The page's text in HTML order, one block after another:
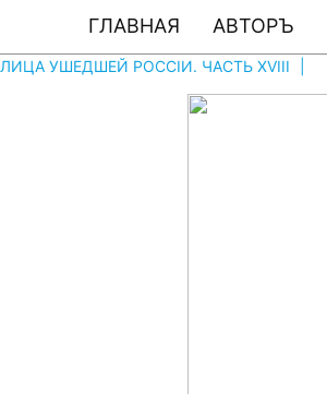
ГЛАВНАЯ АВТОРЪ
ЛИЦА УШЕДШЕЙ РОССIИ. ЧАСТЬ XVIII